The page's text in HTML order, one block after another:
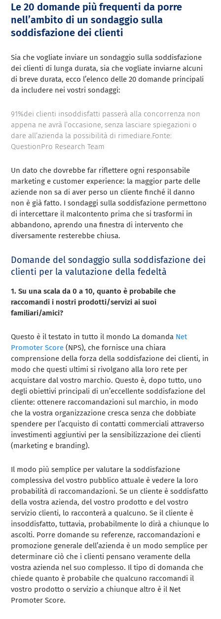
Le 20 domande più frequenti da porre
nell’ambito di un sondaggio sulla
soddisfazione dei clienti
Sia che vogliate inviare un sondaggio sulla soddisfazione
dei clienti di lunga durata, sia che vogliate inviarne alcuni
di breve durata, ecco l’elenco delle 20 domande principali
da includere nei vostri sondaggi:
91%dei clienti insoddisfatti passerà alla concorrenza non
appena ne avrà l’occasione, senza lasciare spiegazioni o
dare all’azienda la possibilità di rimediare.Fonte:
QuestionPro Research Team
Un dato che dovrebbe far riflettere ogni responsabile
marketing e customer experience: la maggior parte delle
aziende non sa di aver perso un cliente finché il danno
non è già fatto. I sondaggi sulla soddisfazione permettono
di intercettare il malcontento prima che si trasformi in
abbandono, aprendo una finestra di intervento che
diversamente resterebbe chiusa.
Domande del sondaggio sulla soddisfazione dei
clienti per la valutazione della fedeltà
1. Su una scala da 0 a 10, quanto è probabile che
raccomandi i nostri prodotti/servizi ai suoi
familiari/amici?
Questo è il testato in tutto il mondo La domanda Net
Promoter Score (NPS), che fornisce una chiara
comprensione della forza della soddisfazione dei clienti, in
modo che questi ultimi si rivolgano alla loro rete per
acquistare dal vostro marchio. Questo è, dopo tutto, uno
degli obiettivi principali di un’eccellente soddisfazione del
cliente: ottenere raccomandazioni sul marchio, in modo
che la vostra organizzazione cresca senza che dobbiate
spendere per l’acquisto di contatti commerciali attraverso
investimenti aggiuntivi per la sensibilizzazione dei clienti
(marketing e branding).
Il modo più semplice per valutare la soddisfazione
complessiva del vostro pubblico attuale è vedere la loro
probabilità di raccomandazioni. Se un cliente è soddisfatto
della vostra azienda, del vostro prodotto e del vostro
servizio clienti, lo racconterà a qualcuno. Se il cliente è
insoddisfatto, tuttavia, probabilmente lo dirà a chiunque lo
ascolti. Porre domande su referenze, raccomandazioni e
promozione generale dell’azienda è un modo semplice per
determinare ciò che i clienti pensano veramente della
vostra azienda nel suo complesso. Il tipo di domanda che
chiede quanto è probabile che qualcuno raccomandi il
vostro prodotto o servizio a chiunque altro è il Net
Promoter Score.